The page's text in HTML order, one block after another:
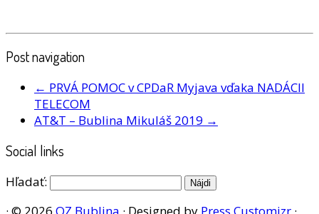
Post navigation
← PRVÁ POMOC v CPDaR Myjava vďaka NADÁCII
TELECOM
AT&T – Bublina Mikuláš 2019 →
Social links
Hľadať:
· © 2026 OZ Bublina · Designed by Press Customizr ·